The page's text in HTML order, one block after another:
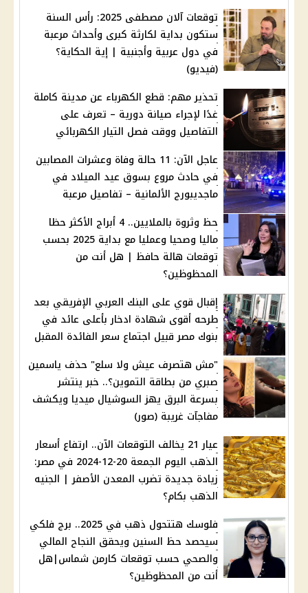
توقعات آلان مصطفى 2025: رأس السنة
ستكون بداية لكارثة كبرى وأحداث مرعبة
في دول عربية وأجنبية | إية الحكاية؟
(فيديو)
تحذير مهم: قطع الكهرباء عن مدينة كاملة
غدًا لإجراء صيانة دورية – تعرف على
التفاصيل ووقت فصل التيار الكهربائي
عاجل الآن: 11 حالة وفاة وعشرات المصابين
في حادث مروع بسوق عيد الميلاد في
ماجديبورج الألمانية – تفاصيل مرعبة
حظ وثروة بالملايين.. 4 أبراج الأكثر حظا
ماليا وصحيا وعمليا مع بداية 2025 بحسب
توقعات هالة حافظ | هل أنت من
المحظوظين؟
إقبال قوي على البنك العربي الإفريقي بعد
طرحه أقوى شهادة ادخار بأعلى عائد في
بنوك مصر قبيل اجتماع سعر الفائدة المقبل
"مش هتصرف عيش ولا سلع" حذف ياسمين
صبري من بطاقة التموين؟.. خبر ينتشر
بسرعة البرق يهز السوشيال ميديا ويكشف
مفاجآت غريبة (صور)
عيار 21 يخالف التوقعات الآن.. ارتفاع أسعار
الذهب اليوم الجمعة 20-12-2024 في مصر:
زيادة جديدة تضرب المعدن الأصفر | الجنيه
الذهب بكام؟
فلوسك هتتحول ذهب في 2025.. برج فلكي
سيحصد حظ السنين ويحقق النجاح المالي
والصحي حسب توقعات كارمن شماس|هل
أنت من المحظوظين؟